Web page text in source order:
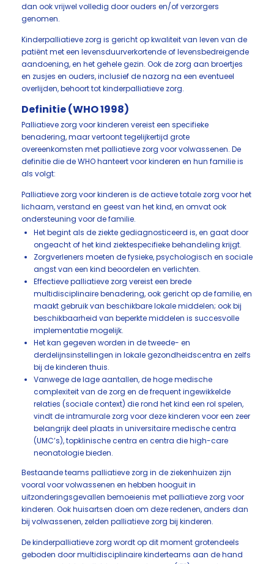
dan ook vrijwel volledig door ouders en/of verzorgers
genomen.
Kinderpalliatieve zorg is gericht op kwaliteit van leven van de
patiënt met een levensduurverkortende of levensbedreigende
aandoening, en het gehele gezin. Ook de zorg aan broertjes
en zusjes en ouders, inclusief de nazorg na een eventueel
overlijden, behoort tot kinderpalliatieve zorg.
Definitie (WHO 1998)
Palliatieve zorg voor kinderen vereist een specifieke
benadering, maar vertoont tegelijkertijd grote
overeenkomsten met palliatieve zorg voor volwassenen. De
definitie die de WHO hanteert voor kinderen en hun familie is
als volgt:
Palliatieve zorg voor kinderen is de actieve totale zorg voor het
lichaam, verstand en geest van het kind, en omvat ook
ondersteuning voor de familie.
Het begint als de ziekte gediagnosticeerd is, en gaat door
ongeacht of het kind ziektespecifieke behandeling krijgt.
Zorgverleners moeten de fysieke, psychologisch en sociale
angst van een kind beoordelen en verlichten.
Effectieve palliatieve zorg vereist een brede
multidisciplinaire benadering, ook gericht op de familie, en
maakt gebruik van beschikbare lokale middelen; ook bij
beschikbaarheid van beperkte middelen is succesvolle
implementatie mogelijk.
Het kan gegeven worden in de tweede- en
derdelijnsinstellingen in lokale gezondheidscentra en zelfs
bij de kinderen thuis.
Vanwege de lage aantallen, de hoge medische
complexiteit van de zorg en de frequent ingewikkelde
relaties (sociale context) die rond het kind een rol spelen,
vindt de intramurale zorg voor deze kinderen voor een zeer
belangrijk deel plaats in universitaire medische centra
(UMC’s), topklinische centra en centra die high-care
neonatologie bieden.
Bestaande teams palliatieve zorg in de ziekenhuizen zijn
vooral voor volwassenen en hebben hooguit in
uitzonderingsgevallen bemoeienis met palliatieve zorg voor
kinderen. Ook huisartsen doen om deze redenen, anders dan
bij volwassenen, zelden palliatieve zorg bij kinderen.
De kinderpalliatieve zorg wordt op dit moment grotendeels
geboden door multidisciplinaire kinderteams aan de hand